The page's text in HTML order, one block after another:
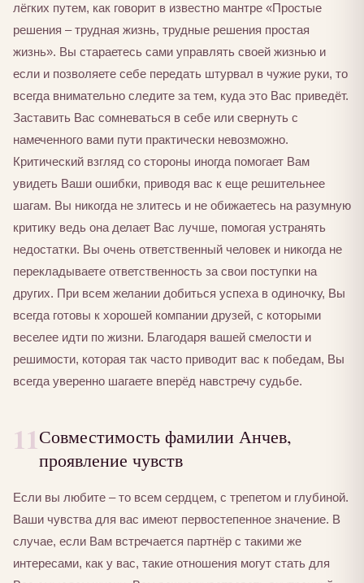
лёгких путем, как говорит в известно мантре «Простые
решения – трудная жизнь, трудные решения простая
жизнь». Вы стараетесь сами управлять своей жизнью и
если и позволяете себе передать штурвал в чужие руки, то
всегда внимательно следите за тем, куда это Вас приведёт.
Заставить Вас сомневаться в себе или свернуть с
намеченного вами пути практически невозможно.
Критический взгляд со стороны иногда помогает Вам
увидеть Ваши ошибки, приводя вас к еще решительнее
шагам. Вы никогда не злитесь и не обижаетесь на разумную
критику ведь она делает Вас лучше, помогая устранять
недостатки. Вы очень ответственный человек и никогда не
перекладываете ответственность за свои поступки на
других. При всем желании добиться успеха в одиночку, Вы
всегда готовы к хорошей компании друзей, с которыми
веселее идти по жизни. Благодаря вашей смелости и
решимости, которая так часто приводит вас к победам, Вы
всегда уверенно шагаете вперёд навстречу судьбе.
11Совместимость фамилии Анчев,
проявление чувств
Если вы любите – то всем сердцем, с трепетом и глубиной.
Ваши чувства для вас имеют первостепенное значение. В
случае, если Вам встречается партнёр с такими же
интересами, как у вас, такие отношения могут стать для